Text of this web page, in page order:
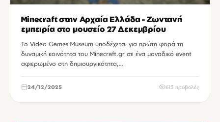
Minecraft στην Αρχαία Ελλάδα - Ζωντανή
εμπειρία στο μουσείο 27 Δεκεμβρίου
To Video Games Museum υποδέχεται για πρώτη φορά τη
δυναμική κοινότητα του Minecraft.gr σε ένα μοναδικό event
αφιερωμένο στη δημιουργικότητα,…
24/12/2025 613 προβολές